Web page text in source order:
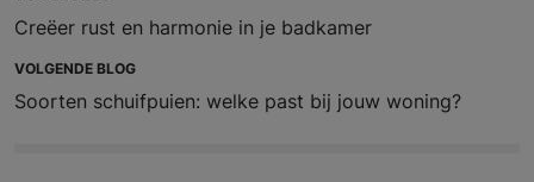
Creëer rust en harmonie in je badkamer
VOLGENDE BLOG
Soorten schuifpuien: welke past bij jouw woning?